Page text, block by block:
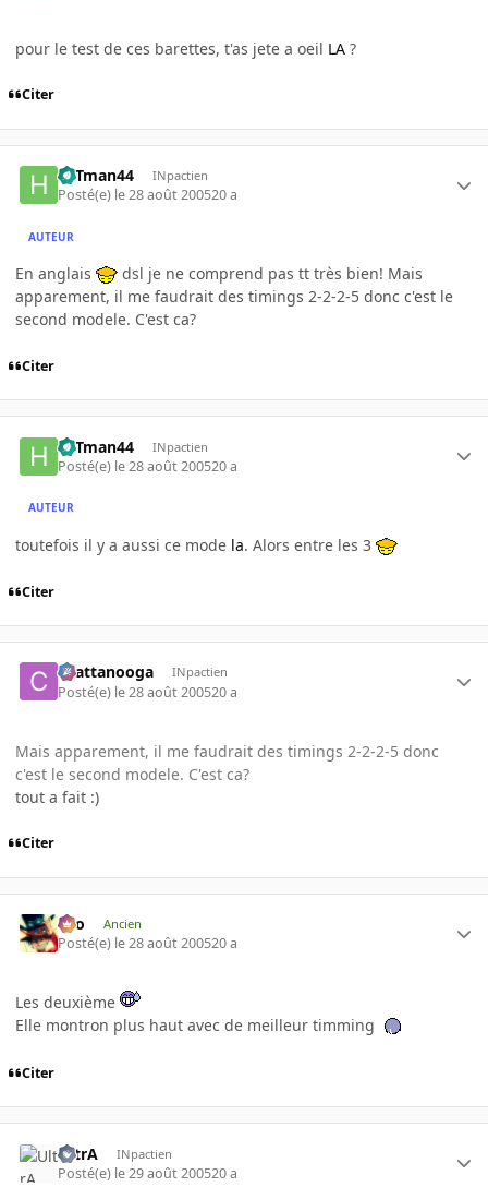
pour le test de ces barettes, t'as jete a oeil LA ?
Citer
HITman44 INpactien
Posté(e) le 28 août 200520 a
AUTEUR
En anglais
dsl je ne comprend pas tt très bien! Mais
apparement, il me faudrait des timings 2-2-2-5 donc c'est le
second modele. C'est ca?
Citer
HITman44 INpactien
Posté(e) le 28 août 200520 a
AUTEUR
toutefois il y a aussi ce mode la. Alors entre les 3
Citer
chattanooga INpactien
Posté(e) le 28 août 200520 a
Mais apparement, il me faudrait des timings 2-2-2-5 donc
c'est le second modele. C'est ca?
tout a fait :)
Citer
eYo Ancien
Posté(e) le 28 août 200520 a
Les deuxième
Elle montron plus haut avec de meilleur timming
Citer
UltrA INpactien
Posté(e) le 29 août 200520 a